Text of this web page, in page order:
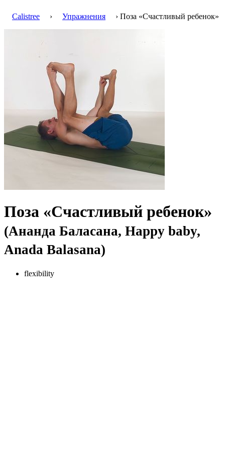
Calistree › Упражнения › Поза «Счастливый ребенок»
Поза «Счастливый ребенок»
(Ананда Баласана, Happy baby,
Anada Balasana)
flexibility